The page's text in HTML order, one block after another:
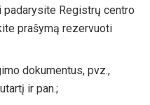
padarysite Registrų centro
prašymą rezervuoti
dokumentus, pvz.,
ir pan.;